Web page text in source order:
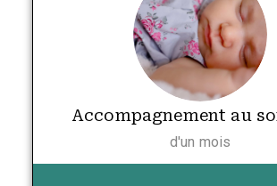
Accompagnement au
d'un mois